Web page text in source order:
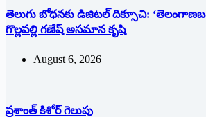
తెలుగు బోధనకు డిజిటల్ దిక్సూచి:
గొల్లపల్లి గణేష్ అసమాన కృషి
August 6, 2026
ప్రశాంత్‌ ‌కిశోర్‌ ‌గెలుపు